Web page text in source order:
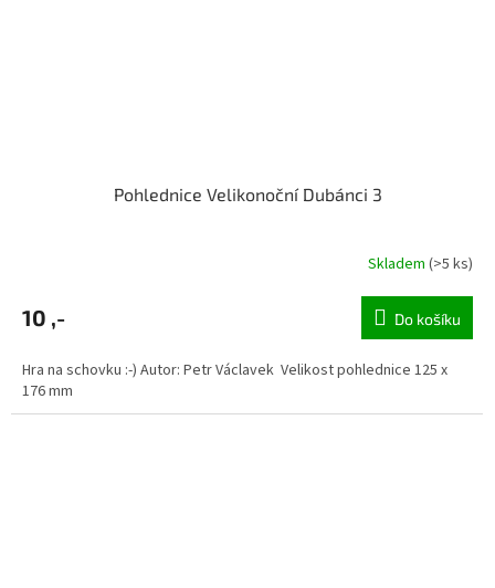
Pohlednice Velikonoční Dubánci 3
Skladem (>5 ks)
10 ,- Do košíku
Hra na schovku :-) Autor: Petr Václavek Velikost pohlednice 125 x
176 mm